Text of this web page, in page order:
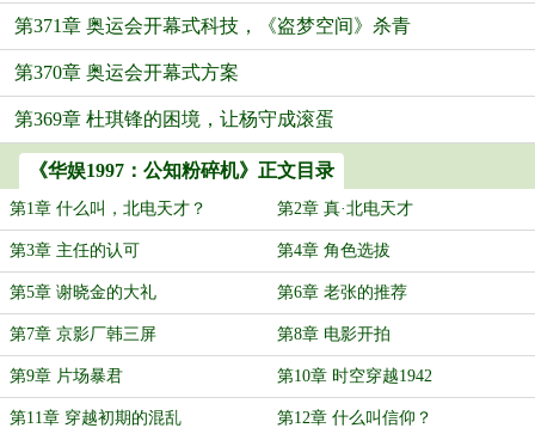
第371章 奥运会开幕式科技，《盗梦空间》杀青
第370章 奥运会开幕式方案
第369章 杜琪锋的困境，让杨守成滚蛋
《华娱1997：公知粉碎机》正文目录
第1章 什么叫，北电天才？ 第2章 真·北电天才
第3章 主任的认可 第4章 角色选拔
第5章 谢晓金的大礼 第6章 老张的推荐
第7章 京影厂韩三屏 第8章 电影开拍
第9章 片场暴君 第10章 时空穿越1942
第11章 穿越初期的混乱 第12章 什么叫信仰？